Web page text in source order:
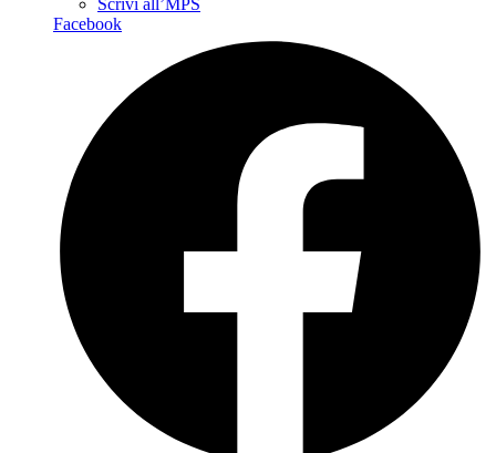
Facebook